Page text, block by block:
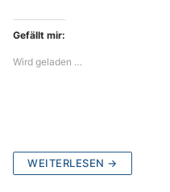
Gefällt mir:
Wird geladen …
WEITERLESEN →